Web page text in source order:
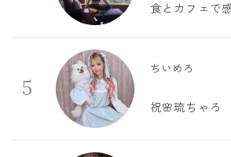
食とカフェで
5
ちいめろ
祝🌸琉ちゃろ